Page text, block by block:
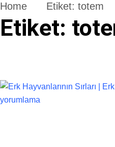
Home Etiket: totem
Etiket: